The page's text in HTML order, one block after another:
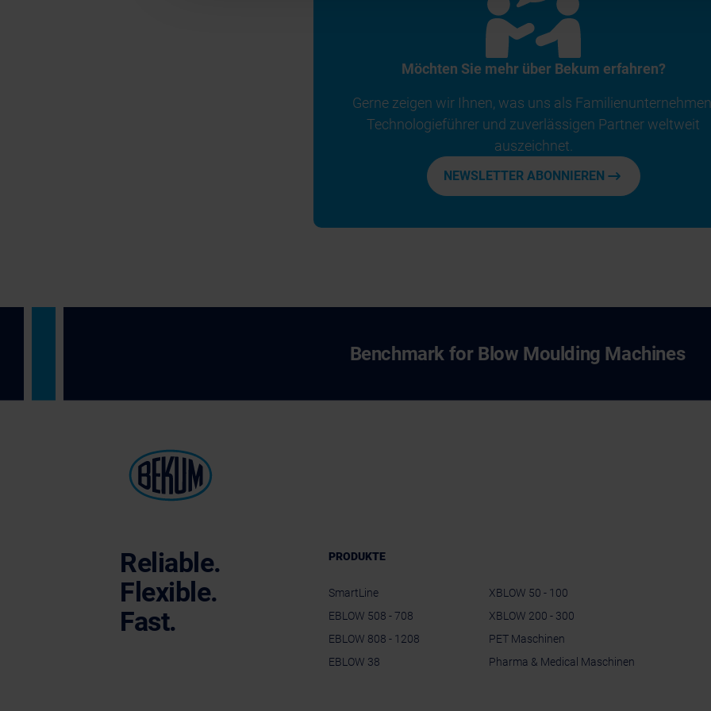
Möchten Sie mehr über Bekum erfahren?
Gerne zeigen wir Ihnen, was uns als
Technologieführer und zuverlässigen Partner weltweit
auszeichnet.
NEWSLETTER ABONNIEREN
Benchmark for Blow Moulding Machines
Reliable.
Flexible.
Fast.
PRODUKTE
SmartLine
EBLOW 508 - 708
EBLOW 808 - 1208
EBLOW 38
XBLOW 50 - 100
XBLOW 200 - 300
PET Maschinen
Pharma & Medical Maschinen